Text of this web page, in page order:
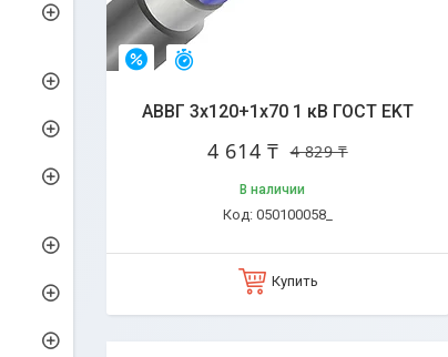
–4%
АВВГ 3х120+1х70 1 кВ ГОСТ EKT
4 829 ₸
4 614 ₸
В наличии
050100058_
Купить